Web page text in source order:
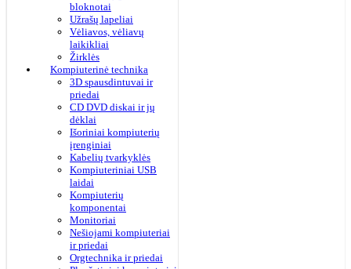
bloknotai
Užrašų lapeliai
Vėliavos, vėliavų
laikikliai
Žirklės
Kompiuterinė technika
3D spausdintuvai ir
priedai
CD DVD diskai ir jų
dėklai
Išoriniai kompiuterių
įrenginiai
Kabelių tvarkyklės
Kompiuteriniai USB
laidai
Kompiuterių
komponentai
Monitoriai
Nešiojami kompiuteriai
ir priedai
Orgtechnika ir priedai